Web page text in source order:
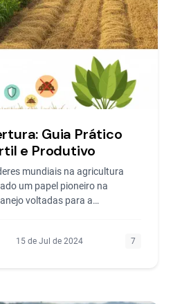
Guia Prático
e Produtivo
mundiais na agricultura
um papel pioneiro na
voltadas para a
15 de Jul de 2024 7